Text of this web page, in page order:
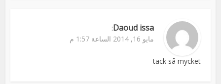
Daoud issa
:
مايو 16, 2014 الساعة 1:57 م
tack så mycket